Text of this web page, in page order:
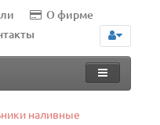
О фирме
наливные